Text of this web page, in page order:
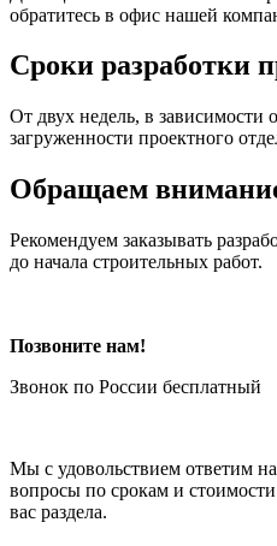
обратитесь в офис нашей
Сроки разработки
От двух недель, в зависимости
загруженности проектного
Обращаем
Рекомендуем заказывать
до начала строительных работ.
Позвоните нам!
Звонок по России бесплатный
Мы с удовольствием ответим
вопросы по срокам и
вас раздела.